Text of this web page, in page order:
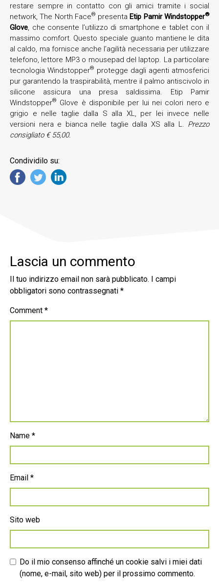
restare sempre in contatto con gli amici tramite i social
network, The North Face® presentaEtip Pamir Windstopper®
Glove, che consente l’utilizzo di smartphone e tablet con il
massimo comfort. Questo speciale guanto mantiene le dita
al caldo, ma fornisce anche l’agilità necessaria per utilizzare
telefono, lettore MP3 o mousepad del laptop. La particolare
tecnologia Windstopper® protegge dagli agenti atmosferici
pur garantendo la traspirabilità, mentre il palmo antiscivolo in
silicone assicura una presa saldissima. Etip Pamir
Windstopper®
Glove è disponibile per lui nei colori nero e
grigio e nelle taglie dalla S alla XL, per lei invece nelle
versioni nera e bianca nelle taglie dalla XS alla L. Prezzo
consigliato € 55,00.
Condividilo su:
Lascia un commento
Il tuo indirizzo email non sarà pubblicato.
I campi
obbligatori sono contrassegnati *
Comment *
Name *
Email *
Sito web
Do il mio consenso affinché un cookie salvi i miei dati
(nome, e-mail, sito web) per il prossimo commento.